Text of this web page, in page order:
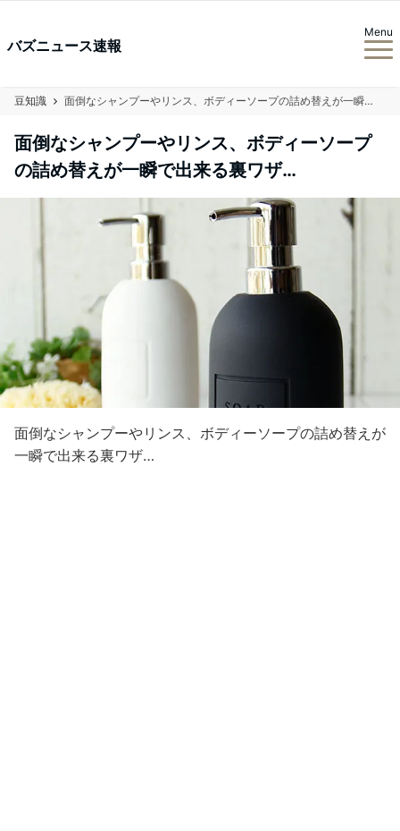
バズニュース速報
Menu
豆知識 面倒なシャンプーやリンス、ボディーソープの詰め替えが一瞬で出来る裏ワザ…
面倒なシャンプーやリンス、ボディーソープ
の詰め替えが一瞬で出来る裏ワザ…
面倒なシャンプーやリンス、ボディーソープの詰め替えが
一瞬で出来る裏ワザ…